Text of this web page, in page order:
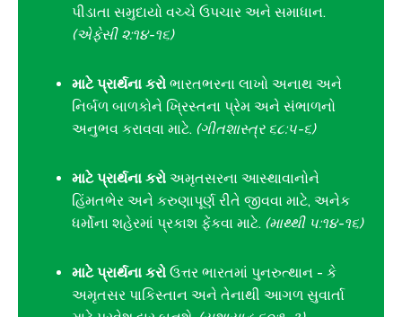
પીડાતા સમુદાયો વચ્ચે ઉપચાર અને સમાધાન.
(એફેસી ૨:૧૪-૧૬)
માટે પ્રાર્થના કરો ભારતભરના લાખો અનાથ અને
નિર્બળ બાળકોને ખ્રિસ્તના પ્રેમ અને સંભાળનો
અનુભવ કરાવવા માટે. (ગીતશાસ્ત્ર ૬૮:૫-૬)
માટે પ્રાર્થના કરો અમૃતસરના આસ્થાવાનોને
હિંમતભેર અને કરુણાપૂર્ણ રીતે જીવવા માટે, અનેક
ધર્મોના શહેરમાં પ્રકાશ ફેંકવા માટે. (માથ્થી ૫:૧૪-૧૬)
માટે પ્રાર્થના કરો ઉત્તર ભારતમાં પુનરુત્થાન - કે
અમૃતસર પાકિસ્તાન અને તેનાથી આગળ સુવાર્તા